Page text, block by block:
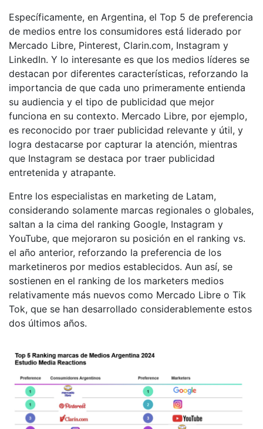
Específicamente, en Argentina, el Top 5 de preferencia
de medios entre los consumidores está liderado por
Mercado Libre, Pinterest, Clarin.com, Instagram y
LinkedIn. Y lo interesante es que los medios líderes se
destacan por diferentes características, reforzando la
importancia de que cada uno primeramente entienda
su audiencia y el tipo de publicidad que mejor
funciona en su contexto. Mercado Libre, por ejemplo,
es reconocido por traer publicidad relevante y útil, y
logra destacarse por capturar la atención, mientras
que Instagram se destaca por traer publicidad
entretenida y atrapante.
Entre los especialistas en marketing de Latam,
considerando solamente marcas regionales o globales,
saltan a la cima del ranking Google, Instagram y
YouTube, que mejoraron su posición en el ranking vs.
el año anterior, reforzando la preferencia de los
marketineros por medios establecidos. Aun así, se
sostienen en el ranking de los marketers medios
relativamente más nuevos como Mercado Libre o Tik
Tok, que se han desarrollado considerablemente estos
dos últimos años.